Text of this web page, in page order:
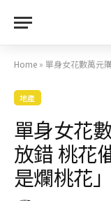
Home » 單身女花數萬元購粉
地產
單身女花
放錯 桃花
是爛桃花